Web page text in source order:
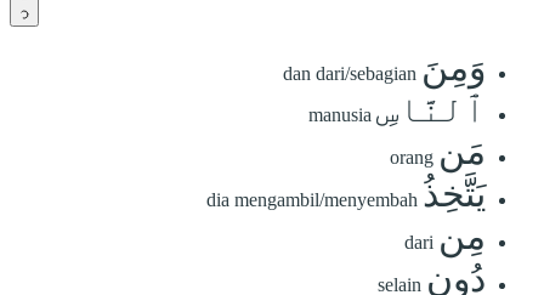
وَمِنَ dan dari/sebagian
ٱلنَّاسِ manusia
مَن orang
يَتَّخِذُ dia mengambil/menyembah
مِن dari
دُونِ selain